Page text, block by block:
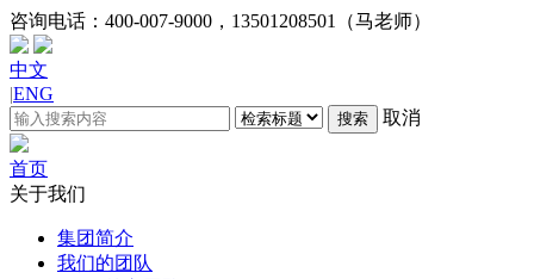
咨询电话： 400-007-9000，13501208501（马老师）
中文
|ENG
搜索 取消
首页
关于我们
集团简介
我们的团队